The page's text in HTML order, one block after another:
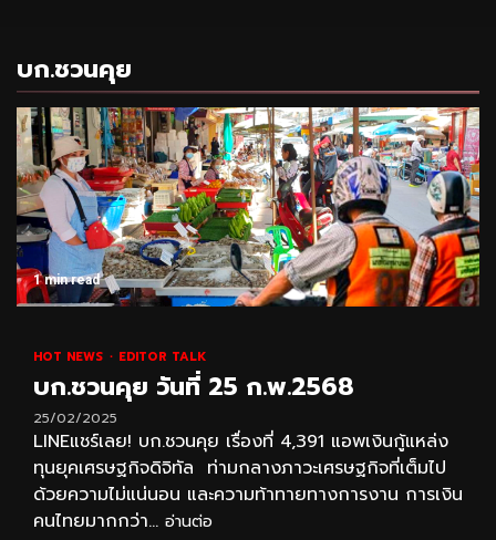
บก.ชวนคุย
1 min read
HOT NEWS EDITOR TALK
บก.ชวนคุย วันที่ 25 ก.พ.2568
25/02/2025
LINEแชร์เลย! บก.ชวนคุย เรื่องที่ 4,391 แอพเงินกู้แหล่ง
ทุนยุคเศรษฐกิจดิจิทัล ท่ามกลางภาวะเศรษฐกิจที่เต็มไป
ด้วยความไม่แน่นอน และความท้าทายทางการงาน การเงิน
คนไทยมากกว่า... อ่านต่อ